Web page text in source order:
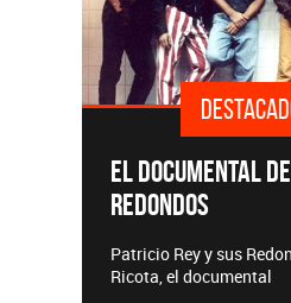
EL DOCUMENTAL
REDONDOS
Patricio Rey y sus
Ricota, el documental